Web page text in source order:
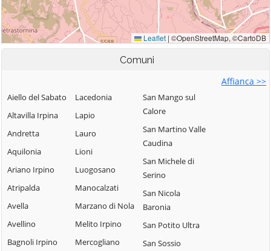
Comuni
Affianca >>
Aiello del Sabato
Altavilla Irpina
Andretta
Aquilonia
Ariano Irpino
Atripalda
Avella
Avellino
Bagnoli Irpino
Lacedonia
Lapio
Lauro
Lioni
Luogosano
Manocalzati
Marzano di Nola
Melito Irpino
Mercogliano
San Mango sul
Calore
San Martino Valle
Caudina
San Michele di
Serino
San Nicola
Baronia
San Potito Ultra
San Sossio